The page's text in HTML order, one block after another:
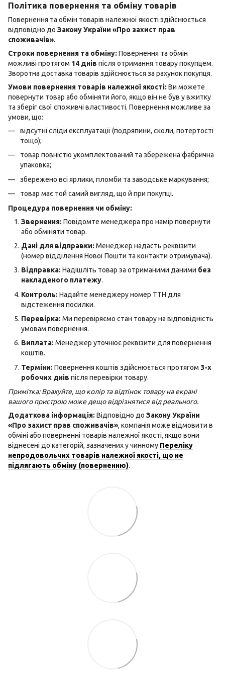
Політика повернення та обміну товарів
Повернення та обмін товарів належної якості здійснюється
відповідно до Закону України «Про захист прав
споживачів».
Строки повернення та обміну: Повернення та обмін
можливі протягом 14 днів після отримання товару покупцем.
Зворотна доставка товарів здійснюється за рахунок покупця.
Умови повернення товарів належної якості: Ви можете
повернути товар або обміняти його, якщо він не був у вжитку
та зберіг свої споживчі властивості. Повернення можливе за
умови, що:
відсутні сліди експлуатації (подряпини, сколи, потертості
тощо);
товар повністю укомплектований та збережена фабрична
упаковка;
збережено всі ярлики, пломби та заводське маркування;
товар має той самий вигляд, що й при покупці.
Процедура повернення чи обміну:
Звернення: Повідомте менеджера про намір повернути
або обміняти товар.
Дані для відправки: Менеджер надасть реквізити
(номер відділення Нової Пошти та контакти отримувача).
Відправка: Надішліть товар за отриманими даними без
накладеного платежу.
Контроль: Надайте менеджеру номер ТТН для
відстеження посилки.
Перевірка: Ми перевіряємо стан товару на відповідність
умовам повернення.
Виплата: Менеджер уточнює реквізити для повернення
коштів.
Терміни: Повернення коштів здійснюється протягом 3-х
робочих днів після перевірки товару.
Примітка: Врахуйте, що колір та відтінок товару на екрані
вашого пристрою може дещо відрізнятися від реального.
Додаткова інформація: Відповідно до Закону України
«Про захист прав споживачів», компанія може відмовити в
обміні або поверненні товарів належної якості, якщо вони
віднесені до категорій, зазначених у чинному Переліку
непродовольчих товарів належної якості, що не
підлягають обміну (поверненню).